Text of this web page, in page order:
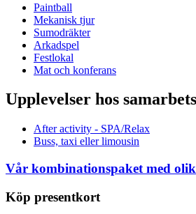
Paintball
Mekanisk tjur
Sumodräkter
Arkadspel
Festlokal
Mat och konferans
Upplevelser hos
After activity - SPA/Relax
Buss, taxi eller limousin
Vår kombinationspaket med
Köp presentkort